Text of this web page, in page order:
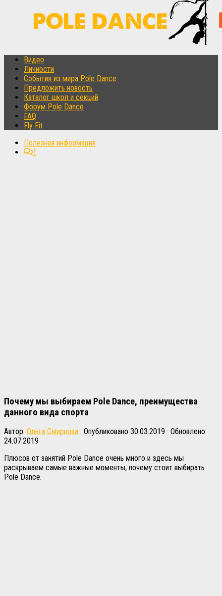
Видео
Личности
События из мира Pole Dance
Предложить новость
Каталог школ и секций
Форум Pole Dance
FAQ
Fly Fit
Полезная информация
1
Почему мы выбираем Pole Dance, преимущества
данного вида спорта
Автор: Ольга Смирнова · Опубликовано 30.03.2019 · Обновлено
24.07.2019
Плюсов от занятий Pole Dance очень много и здесь мы
раскрываем самые важные моменты, почему стоит выбирать
Pole Dance.